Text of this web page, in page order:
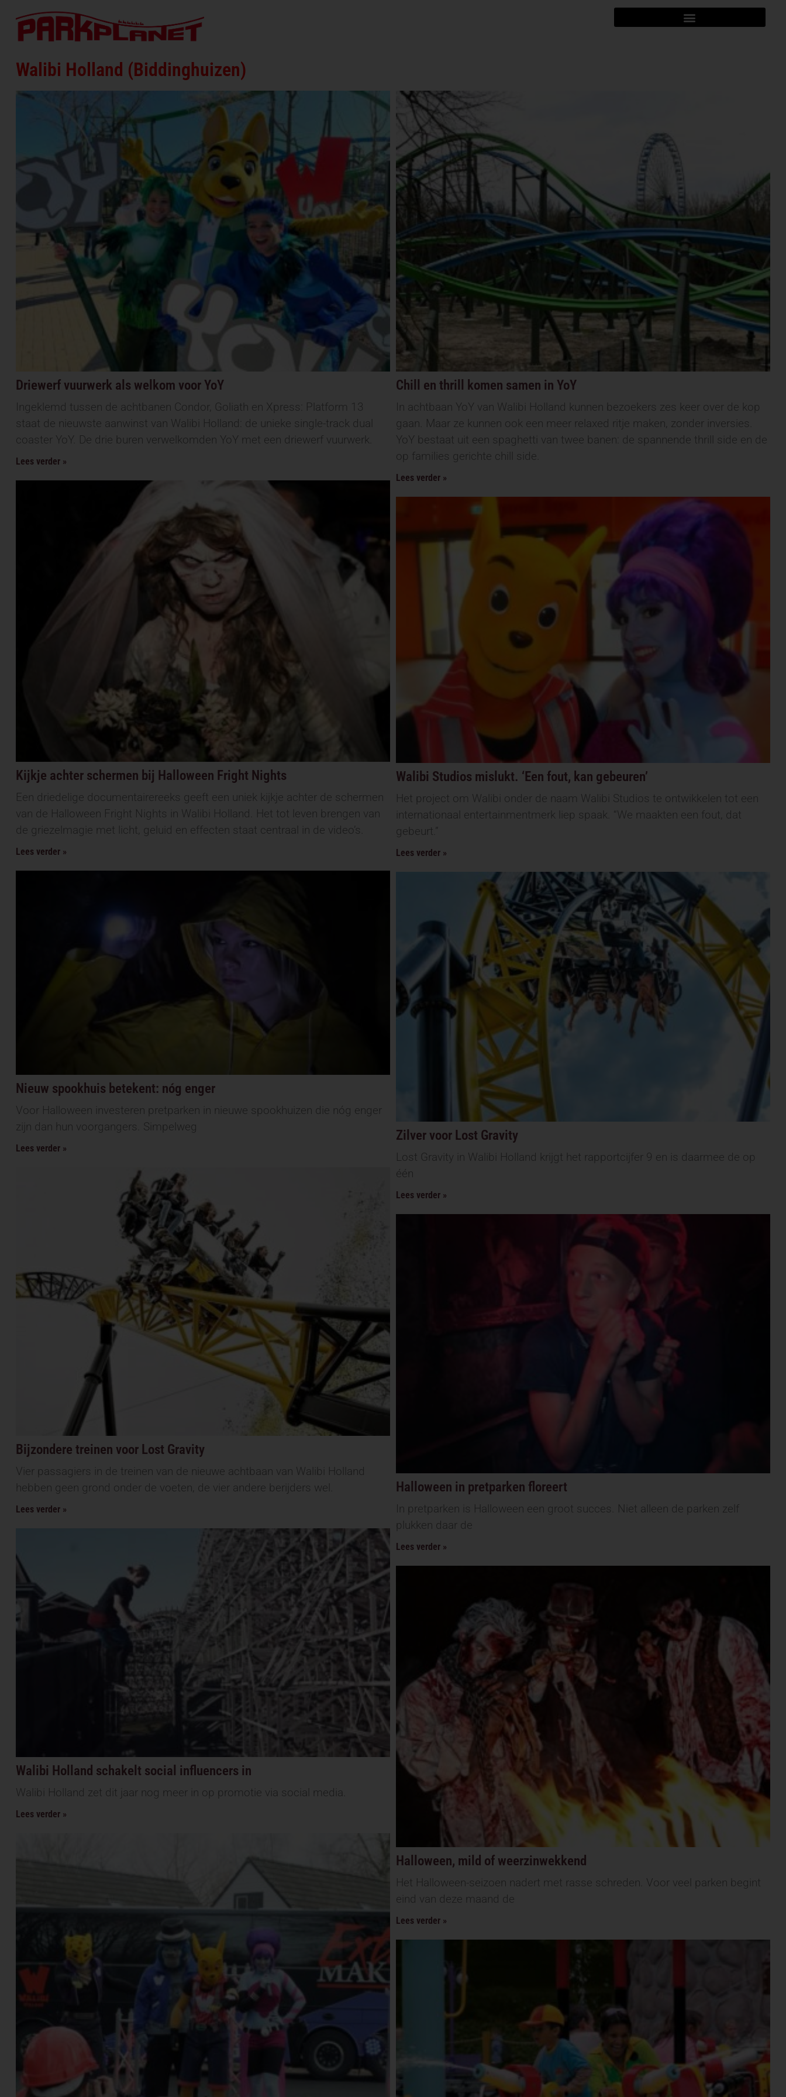
Walibi Holland (Biddinghuizen)
Driewerf vuurwerk als welkom voor YoY
Ingeklemd tussen de achtbanen Condor, Goliath en Xpress: Platform 13
staat de nieuwste aanwinst van Walibi Holland: de unieke single-track dual
coaster YoY. De drie buren verwelkomden YoY met een driewerf vuurwerk.
Lees verder »
Chill en thrill komen samen in YoY
In achtbaan YoY van Walibi Holland kunnen bezoekers zes keer over de kop
gaan. Maar ze kunnen ook een meer relaxed ritje maken, zonder inversies.
YoY bestaat uit een spaghetti van twee banen: de spannende thrill side en de
op families gerichte chill side.
Lees verder »
Kijkje achter schermen bij Halloween Fright Nights
Een driedelige documentairereeks geeft een uniek kijkje achter de schermen
van de Halloween Fright Nights in Walibi Holland. Het tot leven brengen van
de griezelmagie met licht, geluid en effecten staat centraal in de video’s.
Lees verder »
Walibi Studios mislukt. ‘Een fout, kan gebeuren’
Het project om Walibi onder de naam Walibi Studios te ontwikkelen tot een
internationaal entertainmentmerk liep spaak. “We maakten een fout, dat
gebeurt.”
Lees verder »
Nieuw spookhuis betekent: nóg enger
Voor Halloween investeren pretparken in nieuwe spookhuizen die nóg enger
zijn dan hun voorgangers. Simpelweg
Lees verder »
Zilver voor Lost Gravity
Lost Gravity in Walibi Holland krijgt het rapportcijfer 9 en is daarmee de op
één
Lees verder »
Bijzondere treinen voor Lost Gravity
Vier passagiers in de treinen van de nieuwe achtbaan van Walibi Holland
hebben geen grond onder de voeten, de vier andere berijders wel.
Lees verder »
Halloween in pretparken floreert
In pretparken is Halloween een groot succes. Niet alleen de parken zelf
plukken daar de
Lees verder »
Walibi Holland schakelt social influencers in
Walibi Holland zet dit jaar nog meer in op promotie via social media.
Lees verder »
Halloween, mild of weerzinwekkend
Het Halloween-seizoen nadert met rasse schreden. Voor veel parken begint
eind van deze maand de
Lees verder »